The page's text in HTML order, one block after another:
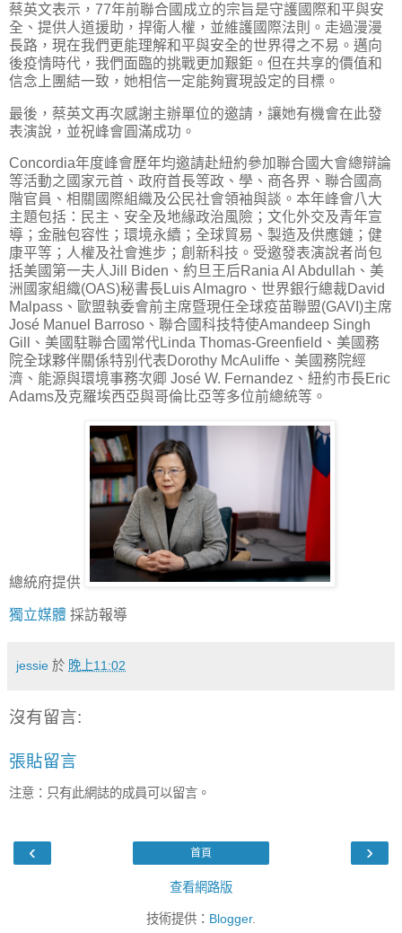
蔡英文表示，77年前聯合國成立的宗旨是守護國際和平與安
全、提供人道援助，捍衛人權，並維護國際法則。走過漫漫
長路，現在我們更能理解和平與安全的世界得之不易。邁向
後疫情時代，我們面臨的挑戰更加艱鉅。但在共享的價值和
信念上團結一致，她相信一定能夠實現設定的目標。
最後，蔡英文再次感謝主辦單位的邀請，讓她有機會在此發
表演說，並祝峰會圓滿成功。
Concordia年度峰會歷年均邀請赴紐約參加聯合國大會總辯論
等活動之國家元首、政府首長等政、學、商各界、聯合國高
階官員、相關國際組織及公民社會領袖與談。本年峰會八大
主題包括：民主、安全及地緣政治風險；文化外交及青年宣
導；金融包容性；環境永續；全球貿易、製造及供應鏈；健
康平等；人權及社會進步；創新科技。受邀發表演說者尚包
括美國第一夫人Jill Biden、約旦王后Rania Al Abdullah、美
洲國家組織(OAS)秘書長Luis Almagro、世界銀行總裁David
Malpass、歐盟執委會前主席暨現任全球疫苗聯盟(GAVI)主席
José Manuel Barroso、聯合國科技特使Amandeep Singh
Gill、美國駐聯合國常代Linda Thomas-Greenfield、美國務
院全球夥伴關係特别代表Dorothy McAuliffe、美國務院經
濟、能源與環境事務次卿 José W. Fernandez、紐約市長Eric
Adams及克羅埃西亞與哥倫比亞等多位前總統等。
總統府提供
獨立媒體 採訪報導
jessie 於 晚上11:02
沒有留言:
張貼留言
注意：只有此網誌的成員可以留言。
‹ ›
首頁
查看網路版
技術提供： Blogger.